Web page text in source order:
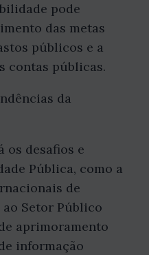
pode
das metas
públicos e a
contas públicas.
da
os desafios e
Pública, como a
de
Setor Público
aprimoramento
informação